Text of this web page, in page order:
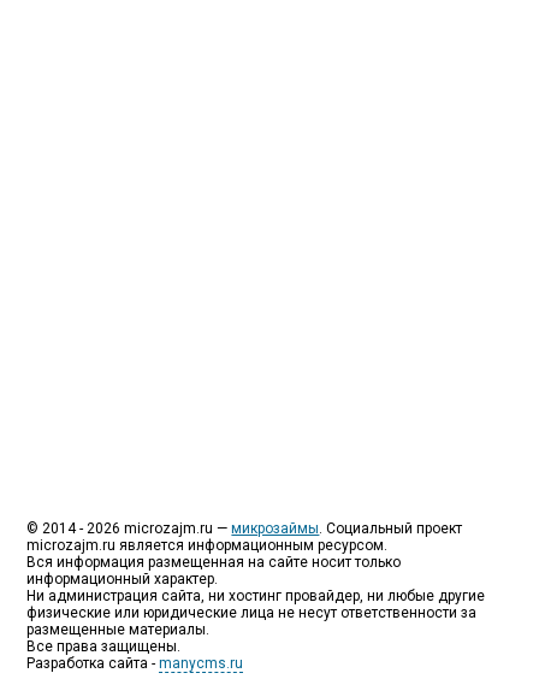
© 2014 - 2026 microzajm.ru —микрозаймы. Социальный проект
microzajm.ru является информационным ресурсом.
Вся информация размещенная на сайте носит только
информационный характер.
Ни администрация сайта, ни хостинг провайдер, ни любые другие
физические или юридические лица не несут ответственности за
размещенные материалы.
Все права защищены.
Разработка сайта -manycms.ru